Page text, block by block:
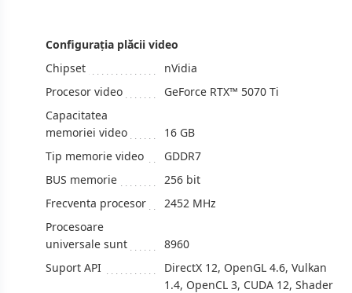
Configuraţia plăcii video
Chipset
nVidia
Procesor video
GeForce RTX™ 5070 Ti
Capacitatea
memoriei video
16 GB
Tip memorie video
GDDR7
BUS memorie
256 bit
Frecventa procesor
2452 MHz
Procesoare
universale sunt
8960
Suport API
DirectX 12, OpenGL 4.6, Vulkan
1.4, OpenCL 3, CUDA 12, Shader